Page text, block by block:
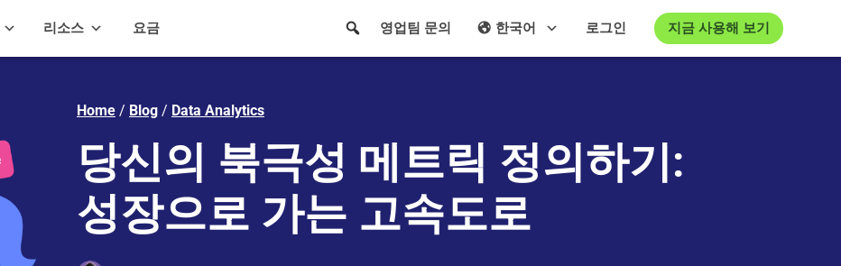
리소스 요금 지금 사용해 보기
로그인
한국어
영업팀 문의
Home / Blog / Data Analytics
당신의 북극성 메트릭 정의하기:
성장으로 가는 고속도로